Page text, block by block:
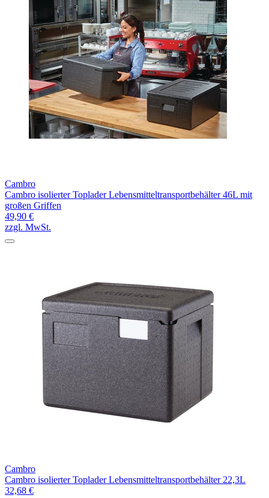
Cambro
Cambro isolierter Toplader Lebensmitteltransportbehälter 46L mit
großen Griffen
49,90 €
zzgl. MwSt.
Cambro
Cambro isolierter Toplader Lebensmitteltransportbehälter 22,3L
32,68 €